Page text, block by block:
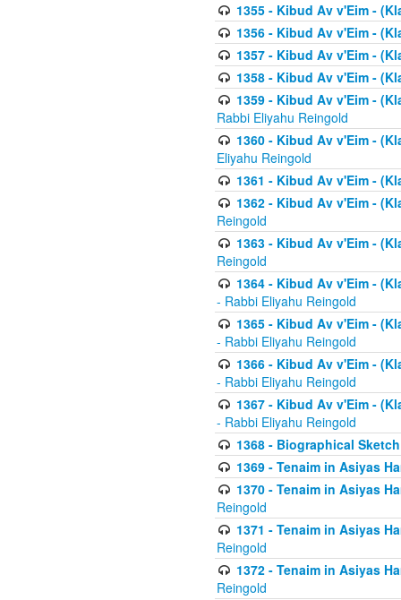
1355 - Kibud Av v'Eim -
1356 - Kibud Av v'Eim -
1357 - Kibud Av v'Eim -
1358 - Kibud Av v'Eim -
1359 - Kibud Av v'Eim -
Rabbi Eliyahu Reingold
1360 - Kibud Av v'Eim -
Eliyahu Reingold
1361 - Kibud Av v'Eim -
1362 - Kibud Av v'Eim -
Reingold
1363 - Kibud Av v'Eim -
Reingold
1364 - Kibud Av v'Eim -
- Rabbi Eliyahu Reingold
1365 - Kibud Av v'Eim -
- Rabbi Eliyahu Reingold
1366 - Kibud Av v'Eim -
- Rabbi Eliyahu Reingold
1367 - Kibud Av v'Eim -
- Rabbi Eliyahu Reingold
1368 - Biographical
1369 - Tenaim in Asiyas
1370 - Tenaim in Asiyas
Reingold
1371 - Tenaim in Asiyas
Reingold
1372 - Tenaim in Asiyas
Reingold